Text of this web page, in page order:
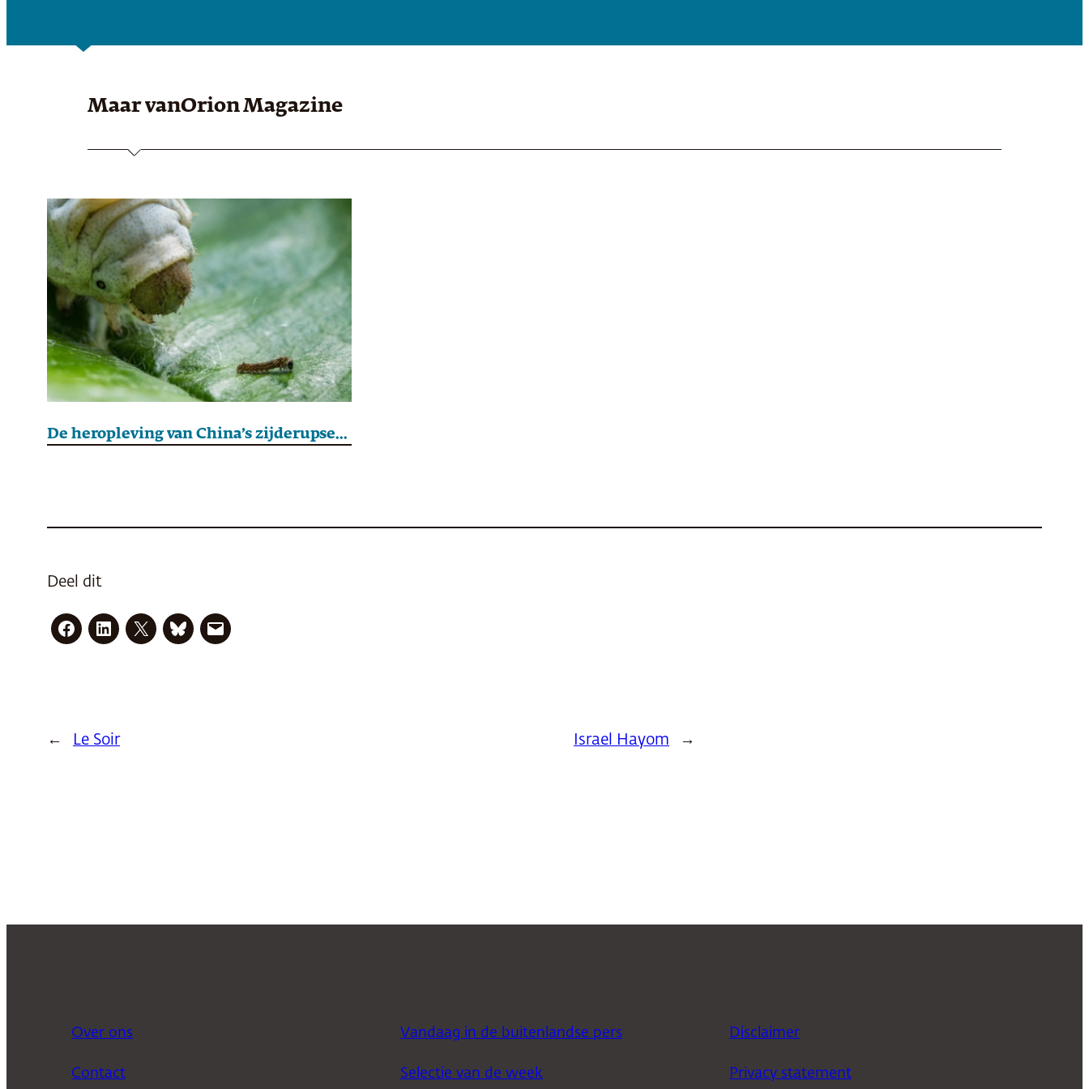
Maar vanOrion Magazine
De heropleving van China’s zijderupsenindustrie begint in een piepkleine cocon
Deel dit
← Le Soir Israel Hayom →
Over ons
Contact
Vandaag in de buitenlandse pers
Selectie van de week
Disclaimer
Privacy statement